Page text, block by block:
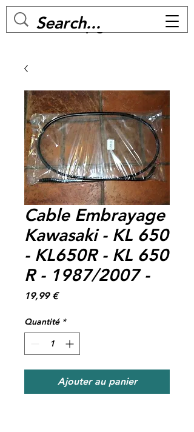
MC BIKE Perpignan
Cable Embrayage
Kawasaki - KL 650
- KL650R - KL 650
R - 1987/2007 -
19,99 €Prix
Quantité *
Ajouter au panier